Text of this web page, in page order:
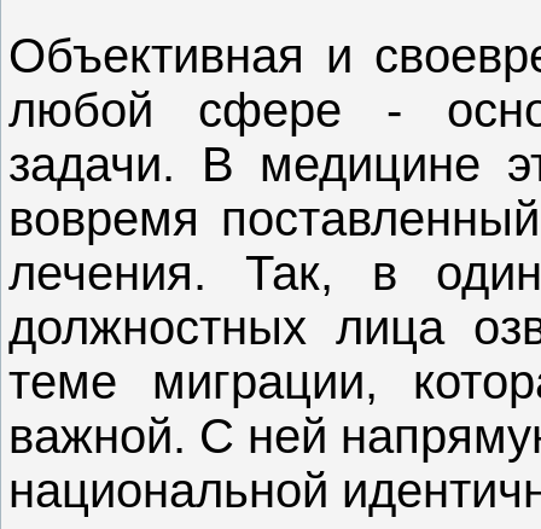
Объективная и
любой сфере -
задачи. В медицине
вовремя
лечения. Так, в
должностных лица
теме миграции,
важной. С ней
национальной